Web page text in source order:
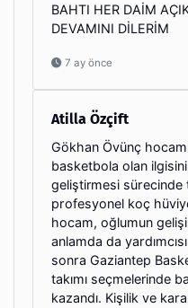
BAHTI HER DAİM
DEVAMINI DİLERİM
7 ay önce
Atilla Özçift
Gökhan Övünç
basketbola olan
geliştirmesi sürecinde
profesyonel koç
hocam, oğlumun
anlamda da
sonra Gaziantep
takımı seçmelerinde
kazandı. Kişilik ve